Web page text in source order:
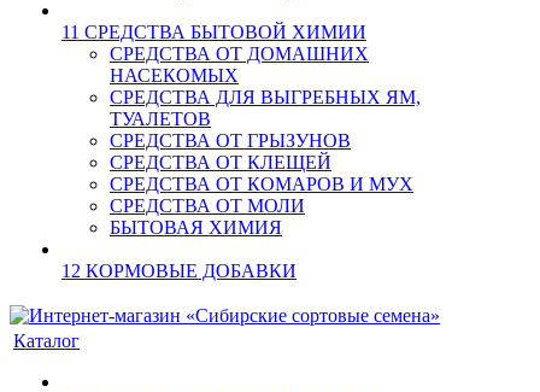
11 СРЕДСТВА БЫТОВОЙ ХИМИИ
СРЕДСТВА ОТ ДОМАШНИХ
НАСЕКОМЫХ
СРЕДСТВА ДЛЯ ВЫГРЕБНЫХ ЯМ,
ТУАЛЕТОВ
СРЕДСТВА ОТ ГРЫЗУНОВ
СРЕДСТВА ОТ КЛЕЩЕЙ
СРЕДСТВА ОТ КОМАРОВ И МУХ
СРЕДСТВА ОТ МОЛИ
БЫТОВАЯ ХИМИЯ
12 КОРМОВЫЕ ДОБАВКИ
Каталог